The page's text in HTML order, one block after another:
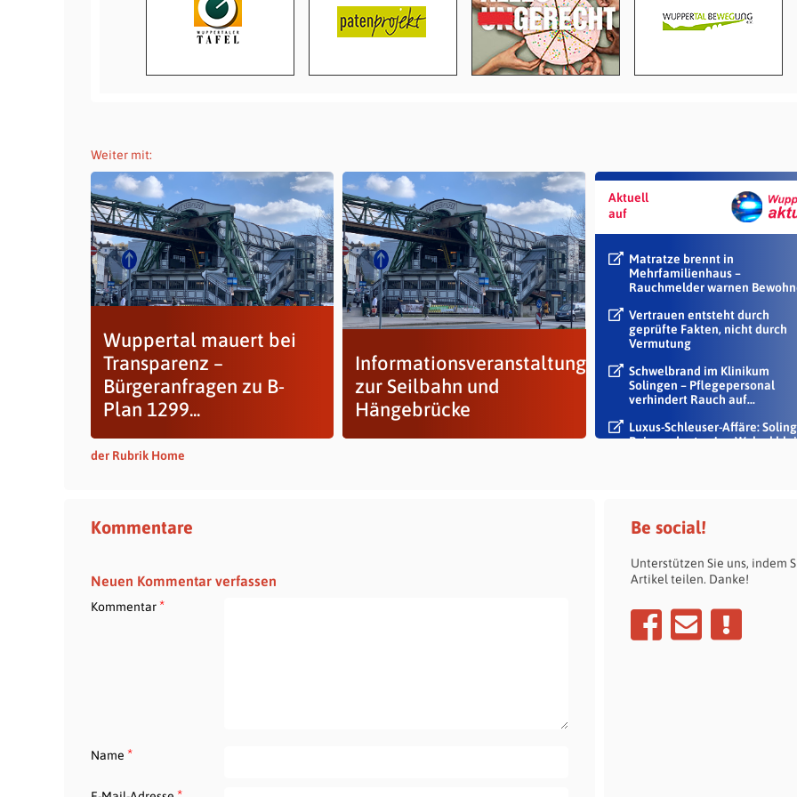
Weiter mit:
Wuppertal mauert bei
Transparenz –
Bürgeranfragen zu B-
Plan 1299...
Informationsveranstaltung
zur Seilbahn und
Hängebrücke
Aktuell
auf
Matratze brennt in
Mehrfamilienhaus –
Rauchmelder warnen
Vertrauen entsteht durch
geprüfte Fakten, nicht durch
Vermutung
Schwelbrand im Klinikum
Solingen – Pflegepersonal
verhindert Rauch auf...
Luxus-Schleuser-Affäre:
Beigeordneter Jan Welzel
der Rubrik Home
Kommentare
Neuen Kommentar verfassen
Kommentar*
Name *
Be social!
Unterstützen Sie uns, indem
Artikel teilen. Danke!